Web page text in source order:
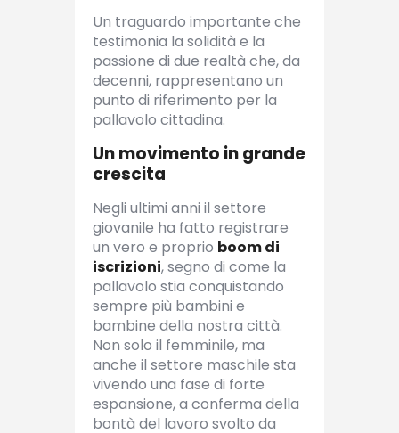
Un traguardo importante che
testimonia la solidità e la
passione di due realtà che, da
decenni, rappresentano un
punto di riferimento per la
pallavolo cittadina.
Un movimento in grande
crescita
Negli ultimi anni il settore
giovanile ha fatto registrare
un vero e proprio boom di
iscrizioni, segno di come la
pallavolo stia conquistando
sempre più bambini e
bambine della nostra città.
Non solo il femminile, ma
anche il settore maschile sta
vivendo una fase di forte
espansione, a conferma della
bontà del lavoro svolto da